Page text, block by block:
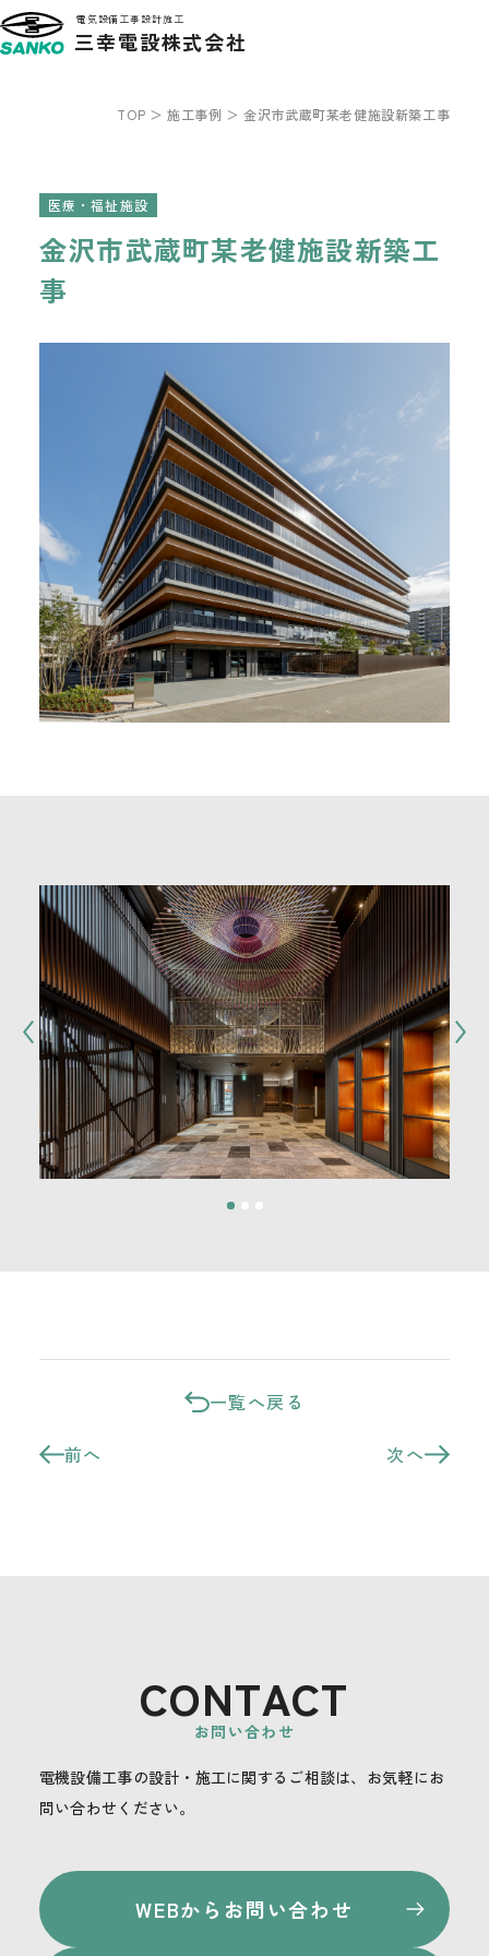
電気設備工事設計施工
三幸電設株式会社
TOP 施工事例 金沢市武蔵町某老健施設新築工事
医療・福祉施設
金沢市武蔵町某老健施設新築工
事
前へ
一覧へ戻る
次へ
CONTACT
お問い合わせ
電機設備工事の設計・施工に関するご相談は、お気軽にお
問い合わせください。
WEBからお問い合わせ